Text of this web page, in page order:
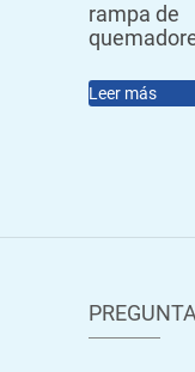
rampa de
Leer más